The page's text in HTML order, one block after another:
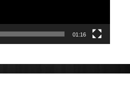
01:16